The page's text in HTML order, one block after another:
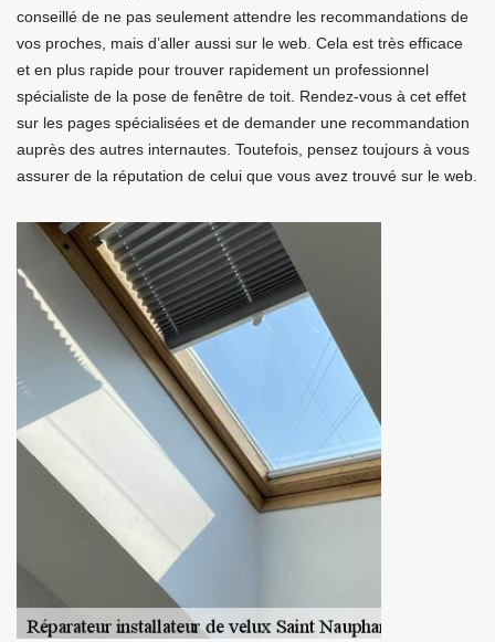
conseillé de ne pas seulement attendre les recommandations de
vos proches, mais d’aller aussi sur le web. Cela est très efficace
et en plus rapide pour trouver rapidement un professionnel
spécialiste de la pose de fenêtre de toit. Rendez-vous à cet effet
sur les pages spécialisées et de demander une recommandation
auprès des autres internautes. Toutefois, pensez toujours à vous
assurer de la réputation de celui que vous avez trouvé sur le web.